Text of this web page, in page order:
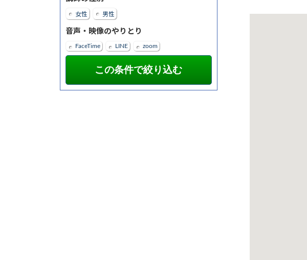
女性 男性
音声・映像のやりとり
FaceTime LINE zoom